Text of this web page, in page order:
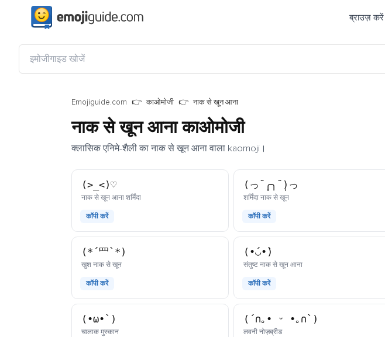
ब्राउज़ करें
Emojiguide.com काओमोजी नाक से खून आना
नाक से खून आना काओमोजी
क्लासिक एनिमे-शैली का नाक से खून आना वाला kaomoji।
(>_<)♡
नाक से खून आना शर्मिंदाकाओमोजी
कॉपी करें
(っ˘̩╭╮˘̩)っ
शर्मिंदा नाक से खूनकाओमोजी
कॉपी करें
(*´罒`*)
खुश नाक से खूनकाओमोजी
कॉपी करें
(•́◡•̀)
संतुष्ट नाक से खून आनाकाओमोजी
कॉपी करें
(•ω•`)
चालाक मुस्कानकाओमोजी
(´∩｡• ᵕ •｡∩`)
लवनी नोज़ब्रीडकाओमोजी